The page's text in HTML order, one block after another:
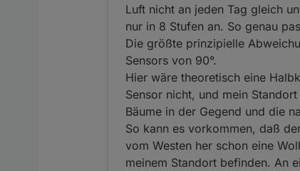
Luft nicht an jeden Tag gleich
nur in 8 Stufen an. So genau
Die größte prinzipielle
Sensors von 90°.
Hier wäre theoretisch eine
Sensor nicht, und mein
Bäume in der Gegend und die
So kann es vorkommen, daß
vom Westen her schon eine
meinem Standort befinden. An